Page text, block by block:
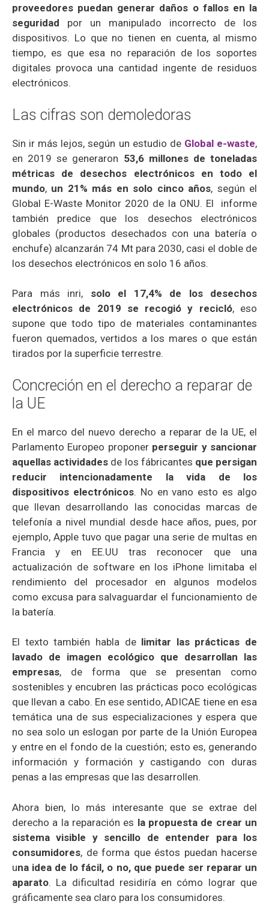
proveedores puedan generar daños o fallos en la
seguridad por un manipulado incorrecto de los
dispositivos. Lo que no tienen en cuenta, al mismo
tiempo, es que esa no reparación de los soportes
digitales provoca una cantidad ingente de residuos
electrónicos.
Las cifras son demoledoras
Sin ir más lejos, según un estudio de Global e-waste,
en 2019 se generaron 53,6 millones de toneladas
métricas de desechos electrónicos en todo el
mundo, un 21% más en solo cinco años, según el
Global E-Waste Monitor 2020 de la ONU. El informe
también predice que los desechos electrónicos
globales (productos desechados con una batería o
enchufe) alcanzarán 74 Mt para 2030, casi el doble de
los desechos electrónicos en solo 16 años.
Para más inri, solo el 17,4% de los desechos
electrónicos de 2019 se recogió y recicló, eso
supone que todo tipo de materiales contaminantes
fueron quemados, vertidos a los mares o que están
tirados por la superficie terrestre.
Concreción en el derecho a reparar de
la UE
En el marco del nuevo derecho a reparar de la UE, el
Parlamento Europeo proponer perseguir y sancionar
aquellas actividades de los fábricantes que persigan
reducir intencionadamente la vida de los
dispositivos electrónicos. No en vano esto es algo
que llevan desarrollando las conocidas marcas de
telefonía a nivel mundial desde hace años, pues, por
ejemplo, Apple tuvo que pagar una serie de multas en
Francia y en EE.UU tras reconocer que una
actualización de software en los iPhone limitaba el
rendimiento del procesador en algunos modelos
como excusa para salvaguardar el funcionamiento de
la batería.
El texto también habla de limitar las prácticas de
lavado de imagen ecológico que desarrollan las
empresas, de forma que se presentan como
sostenibles y encubren las prácticas poco ecológicas
que llevan a cabo. En ese sentido, ADICAE tiene en esa
temática una de sus especializaciones y espera que
no sea solo un eslogan por parte de la Unión Europea
y entre en el fondo de la cuestión; esto es, generando
información y formación y castigando con duras
penas a las empresas que las desarrollen.
Ahora bien, lo más interesante que se extrae del
derecho a la reparación es la propuesta de crear un
sistema visible y sencillo de entender para los
consumidores, de forma que éstos puedan hacerse
una idea de lo fácil, o no, que puede ser reparar un
aparato. La dificultad residiría en cómo lograr que
gráficamente sea claro para los consumidores.